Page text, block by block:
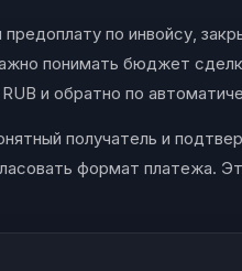
по инвойсу,
понимать бюджет
и обратно по
получатель и
формат платежа.